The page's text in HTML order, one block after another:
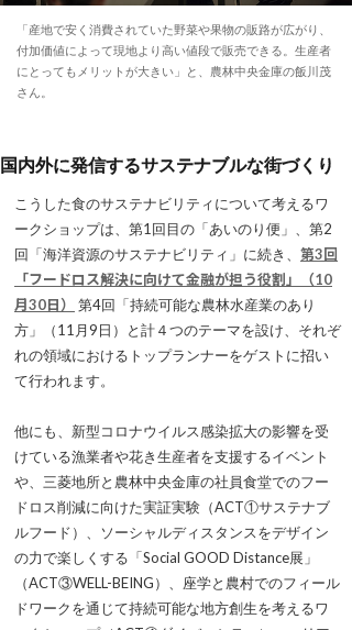
「産地で安く消費されていた野菜や果物の販路が広がり、
付加価値によって現地より高い値段で販売できる。生産者
にとってもメリットが大きい」と、農林中央金庫の飯川茂
さん。
国内外に発信するサステナブルな街づくり
こうした食のサステナビリティについて考えるワ
ークショップは、第1回目の「あいのり便」、第2
回「海洋資源のサステナビリティ」に続き、 第3回
「フードロス解決に向けて金融が担う役割」（10
月30日）
第4回「持続可能な農林水産業のあり
方」（11月9日）と計４つのテーマを設け、それぞ
れの領域におけるトップランナーをゲストに招い
て行われます。
他にも、新型コロナウイルス感染拡大の影響を受
けている漁業者や花き生産者を支援するイベント
や、三菱地所と農林中央金庫の社員食堂でのフー
ドロス削減に向けた実証実験（ACT①サステナブ
ルフード）、ソーシャルディスタンスをデザイン
の力で楽しくする「Social GOOD Distance展」
（ACT③WELL-BEING）、座学と農村でのフィール
ドワークを通じて持続可能な地方創生を考えるワ